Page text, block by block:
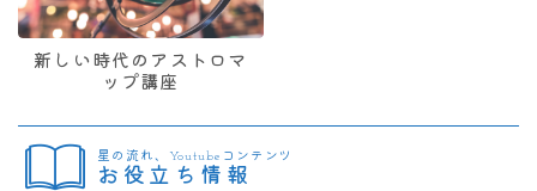
新しい時代のアストロマ
ップ講座
星の流れ、Youtubeコンテンツ
お役立ち情報